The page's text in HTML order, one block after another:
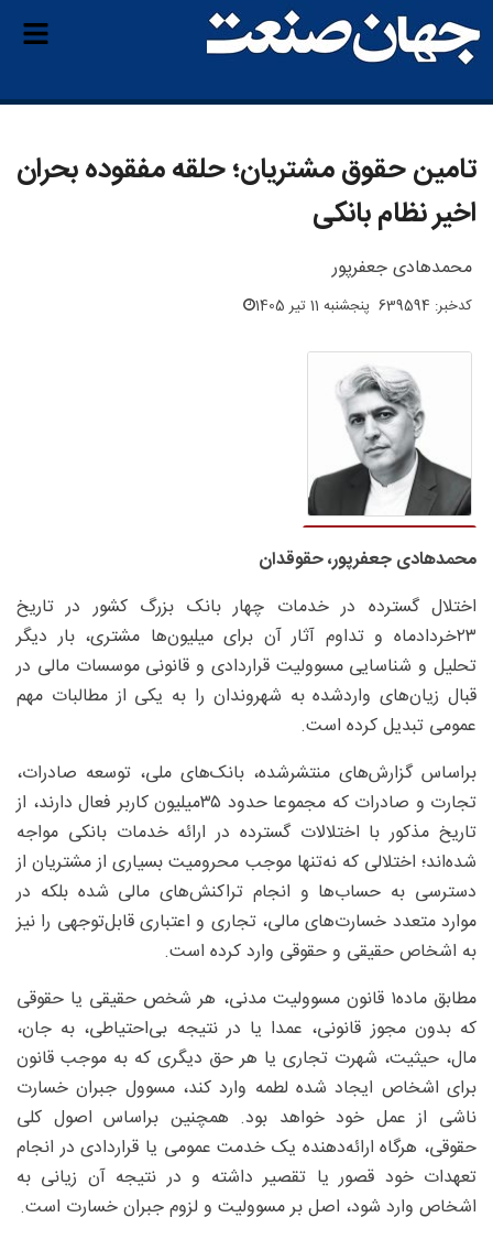
تامین حقوق مشتریان؛ حلقه مفقوده بحران
اخیر نظام بانکی
محمدهادی جعفرپور
کدخبر: 639594 پنجشنبه 11 تیر 1405
محمدهادی جعفرپور، حقوقدان
اختلال گسترده در خدمات چهار بانک بزرگ کشور در تاریخ
۲۳خردادماه و تداوم آثار آن برای میلیون‌ها مشتری، بار دیگر
تحلیل و شناسایی مسوولیت قراردادی و قانونی موسسات مالی در
قبال زیان‌های واردشده به شهروندان را به یکی از مطالبات مهم
عمومی تبدیل کرده است.
براساس گزارش‌های منتشرشده، بانک‌های ملی، توسعه صادرات،
تجارت و صادرات که مجموعا حدود ۳۵‌میلیون کاربر فعال دارند، از
تاریخ مذکور با اختلالات گسترده در ارائه خدمات بانکی مواجه
شده‌اند؛ اختلالی که نه‌تنها موجب محرومیت بسیاری از مشتریان از
دسترسی به حساب‌ها و انجام تراکنش‌های مالی شده بلکه در
موارد متعدد خسارت‌های مالی، تجاری و اعتباری قابل‌توجهی را نیز
به اشخاص حقیقی و حقوقی وارد کرده است.
مطابق ماده۱ قانون مسوولیت مدنی، هر شخص حقیقی یا حقوقی
که بدون مجوز قانونی، عمدا یا در نتیجه بی‌احتیاطی، به جان،
مال، حیثیت، شهرت تجاری یا هر حق دیگری که به موجب قانون
برای اشخاص ایجاد شده لطمه وارد کند، مسوول جبران خسارت
ناشی از عمل خود خواهد بود. همچنین براساس اصول کلی
حقوقی، هرگاه ارائه‌دهنده یک خدمت عمومی یا قراردادی در انجام
تعهدات خود قصور یا تقصیر داشته و در نتیجه آن زیانی به
اشخاص وارد شود، اصل بر مسوولیت و لزوم جبران خسارت است.